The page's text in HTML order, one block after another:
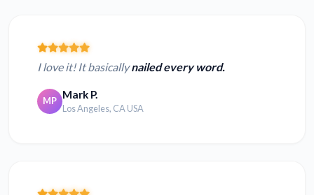
I love it! It basicallynailed every word.
MP Mark P.
Los Angeles, CA USA